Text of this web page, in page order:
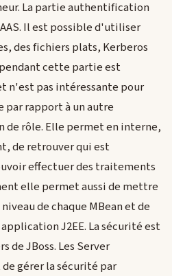
La partie authentification
Il est possible d'utiliser
des fichiers plats, Kerberos
cette partie est
n'est pas intéressante pour
par rapport à un autre
de rôle. Elle permet en interne,
de retrouver qui est
effectuer des traitements
elle permet aussi de mettre
de chaque MBean et de
J2EE. La sécurité est
de JBoss. Les Server
gérer la sécurité par